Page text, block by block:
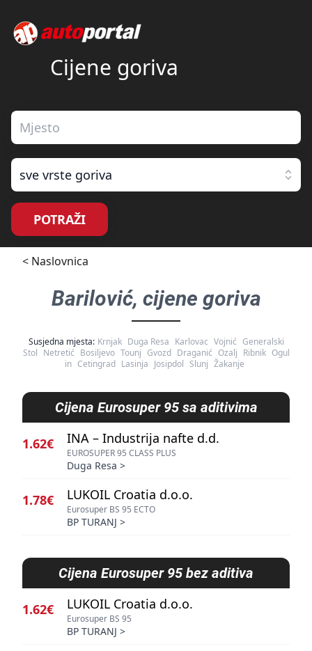
Cijene goriva
sve vrste goriva
POTRAŽI
< Naslovnica
Barilović, cijene goriva
Susjedna mjesta: Krnjak Duga Resa Karlovac Vojnić Generalski
Stol Netretić Bosiljevo Tounj Gvozd Draganić Ozalj Ribnik Ogul
in Cetingrad Lasinja Josipdol Slunj Žakanje
Cijena Eurosuper 95 sa aditivima
1.62€ INA – Industrija nafte d.d.
EUROSUPER 95 CLASS PLUS
Duga Resa >
1.78€ LUKOIL Croatia d.o.o.
Eurosuper BS 95 ECTO
BP TURANJ >
Cijena Eurosuper 95 bez aditiva
1.62€ LUKOIL Croatia d.o.o.
Eurosuper BS 95
BP TURANJ >